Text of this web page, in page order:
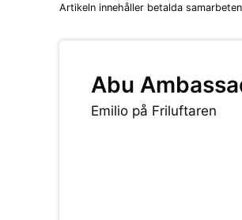
Artikeln innehåller betalda
Abu
Emilio på Friluftaren